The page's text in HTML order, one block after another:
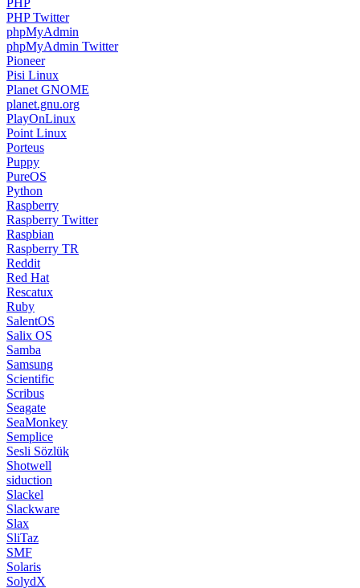
PHP Twitter
phpMyAdmin
phpMyAdmin Twitter
Pioneer
Pisi Linux
Planet GNOME
planet.gnu.org
PlayOnLinux
Point Linux
Porteus
Puppy
PureOS
Python
Raspberry
Raspberry Twitter
Raspbian
Raspberry TR
Reddit
Red Hat
Rescatux
Ruby
SalentOS
Salix OS
Samba
Samsung
Scientific
Scribus
Seagate
SeaMonkey
Semplice
Sesli Sözlük
Shotwell
siduction
Slackel
Slackware
Slax
SliTaz
SMF
Solaris
SolydX